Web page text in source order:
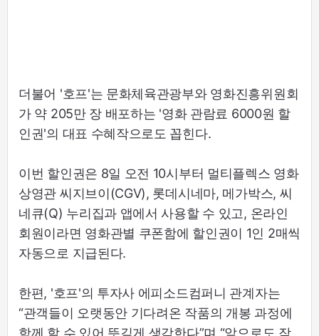
더불어 '호프'는 문화체육관광부와 영화진흥위원회
가 약 205만 장 배포하는 '영화 관람료 6000원 할
인권'의 대표 수혜작으로도 꼽힌다.
이번 할인권은 8일 오전 10시부터 멀티플렉스 영화
상영관 씨지브이(CGV), 롯데시네마, 메가박스, 씨
네큐(Q) 누리집과 앱에서 사용할 수 있고, 온라인
회원이라면 영화관별 쿠폰함에 할인권이 1인 2매씩
자동으로 지급된다.
한편, '호프'의 투자사 에피소드컴퍼니 관계자는
“관객들이 오랫동안 기다려온 작품의 개봉 과정에
함께 할 수 있어 뜻깊게 생각한다”며 “앞으로도 작